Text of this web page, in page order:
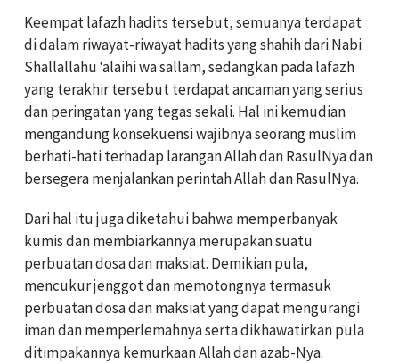
Keempat lafazh hadits tersebut, semuanya terdapat
di dalam riwayat-riwayat hadits yang shahih dari Nabi
Shallallahu ‘alaihi wa sallam, sedangkan pada lafazh
yang terakhir tersebut terdapat ancaman yang serius
dan peringatan yang tegas sekali. Hal ini kemudian
mengandung konsekuensi wajibnya seorang muslim
berhati-hati terhadap larangan Allah dan RasulNya dan
bersegera menjalankan perintah Allah dan RasulNya.
Dari hal itu juga diketahui bahwa memperbanyak
kumis dan membiarkannya merupakan suatu
perbuatan dosa dan maksiat. Demikian pula,
mencukur jenggot dan memotongnya termasuk
perbuatan dosa dan maksiat yang dapat mengurangi
iman dan memperlemahnya serta dikhawatirkan pula
ditimpakannya kemurkaan Allah dan azab-Nya.